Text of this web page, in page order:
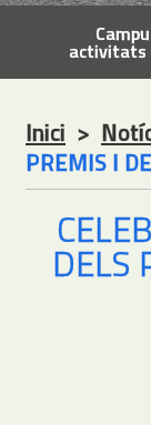
activitats
Inici >
PREMIS I
DELS